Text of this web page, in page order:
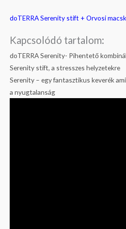
doTERRA Serenity stift + Orvosi
Kapcsolódó tartalom:
doTERRA Serenity- Pihentető
Serenity stift, a stresszes helyzetekre
Serenity – egy fantasztikus keverék
a nyugtalanság